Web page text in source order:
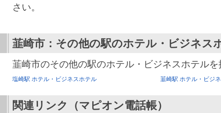
さい。
韮崎市：その他の駅のホテル・ビジネス
韮崎市のその他の駅のホテル・ビジネスホテル
塩崎駅 ホテル・ビジネスホテル 韮崎駅 ホテル・ビジ
関連リンク（マピオン電話帳）